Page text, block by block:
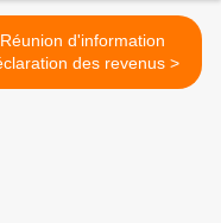
Réunion d'information
déclaration des revenus >